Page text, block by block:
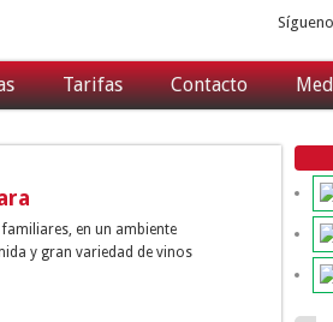
Tarifas Contacto
en un ambiente
y gran variedad de vinos